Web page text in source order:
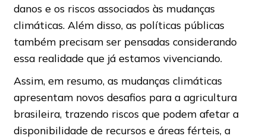
danos e os riscos associados às mudanças
climáticas. Além disso, as políticas públicas
também precisam ser pensadas considerando
essa realidade que já estamos vivenciando.
Assim, em resumo, as mudanças climáticas
apresentam novos desafios para a agricultura
brasileira, trazendo riscos que podem afetar a
disponibilidade de recursos e áreas férteis, a